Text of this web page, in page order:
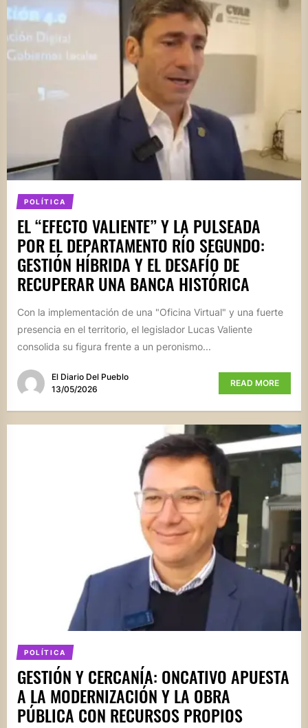
POLÍTICA
EL “EFECTO VALIENTE” Y LA PULSEADA
POR EL DEPARTAMENTO RÍO SEGUNDO:
GESTIÓN HÍBRIDA Y EL DESAFÍO DE
RECUPERAR UNA BANCA HISTÓRICA
Con la implementación de una "Oficina Virtual" y una fuerte
presencia en el territorio, el legislador Lucas Valiente
consolida su figura frente a un peronismo...
El Diario Del Pueblo
13/05/2026
READ MORE
POLÍTICA
GESTIÓN Y CERCANÍA: ONCATIVO APUESTA
A LA MODERNIZACIÓN Y LA OBRA
PÚBLICA CON RECURSOS PROPIOS